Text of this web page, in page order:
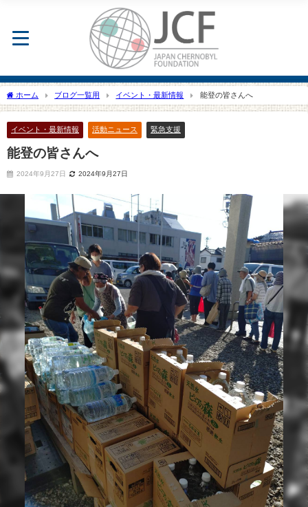
ホーム ブログ一覧用 イベント・最新情報 能登の皆さんへ
イベント・最新情報 活動ニュース 緊急支援
能登の皆さんへ
2024年9月27日 2024年9月27日